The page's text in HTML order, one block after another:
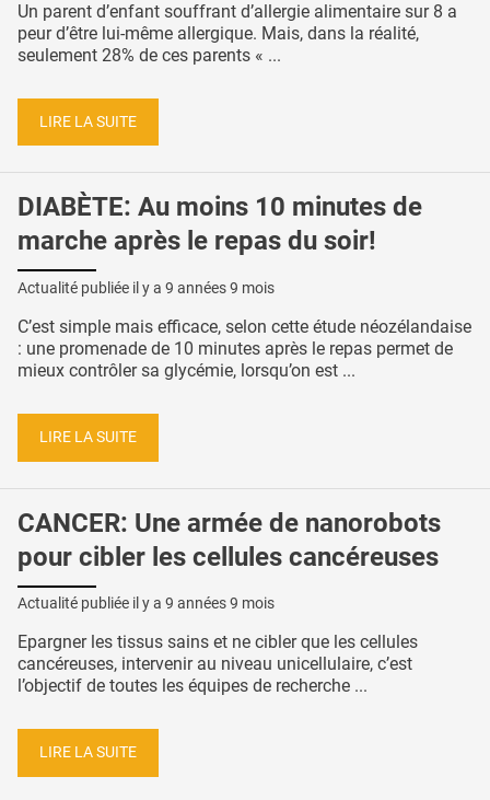
Un parent d’enfant souffrant d’allergie alimentaire sur 8 a
peur d’être lui-même allergique. Mais, dans la réalité,
seulement 28% de ces parents « ...
LIRE LA SUITE
DIABÈTE: Au moins 10 minutes de
marche après le repas du soir!
Actualité publiée il y a 9 années 9 mois
C’est simple mais efficace, selon cette étude néozélandaise
: une promenade de 10 minutes après le repas permet de
mieux contrôler sa glycémie, lorsqu’on est ...
LIRE LA SUITE
CANCER: Une armée de nanorobots
pour cibler les cellules cancéreuses
Actualité publiée il y a 9 années 9 mois
Epargner les tissus sains et ne cibler que les cellules
cancéreuses, intervenir au niveau unicellulaire, c’est
l’objectif de toutes les équipes de recherche ...
LIRE LA SUITE